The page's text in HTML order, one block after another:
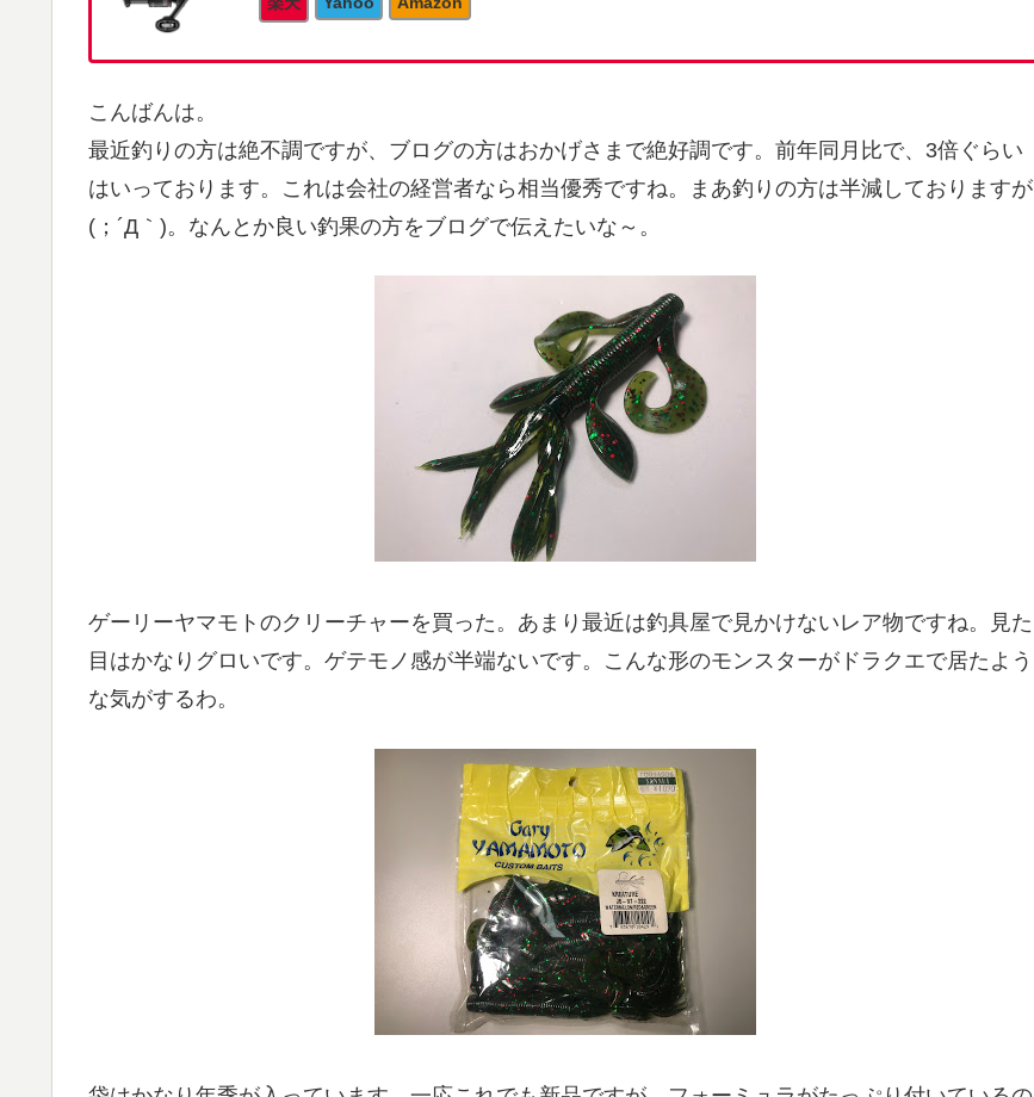
こんばんは。
最近釣りの方は絶不調ですが、ブログの方はおかげさまで絶好調です。前年同月比で、3倍ぐらい
はいっております。これは会社の経営者なら相当優秀ですね。まあ釣りの方は半減しておりますが
(；´Д｀)。なんとか良い釣果の方をブログで伝えたいな～。
ゲーリーヤマモトのクリーチャーを買った。あまり最近は釣具屋で見かけないレア物ですね。見た
目はかなりグロいです。ゲテモノ感が半端ないです。こんな形のモンスターがドラクエで居たよう
な気がするわ。